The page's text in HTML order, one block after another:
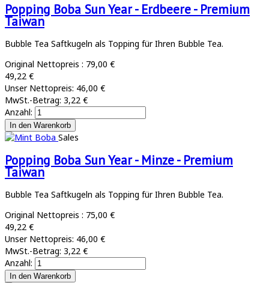
Popping Boba Sun Year - Erdbeere - Premium
Taiwan
Bubble Tea Saftkugeln als Topping für Ihren Bubble Tea.
Original Nettopreis : 79,00 €
49,22 €
Unser Nettopreis: 46,00 €
MwSt.-Betrag: 3,22 €
Anzahl:
Sales
Popping Boba Sun Year - Minze - Premium
Taiwan
Bubble Tea Saftkugeln als Topping für Ihren Bubble Tea.
Original Nettopreis : 75,00 €
49,22 €
Unser Nettopreis: 46,00 €
MwSt.-Betrag: 3,22 €
Anzahl: